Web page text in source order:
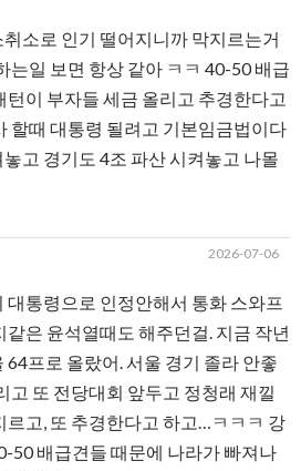
소로 인기 떨어지니까 막지르는거
는일 보면 항상 같아 ㅋㅋ 40-50 배급
턴이 부자들 세금 올리고 추경한다고
할때 대통령 될려고 기본임금법이다
고 경기도 4조 파산 시켜놓고 나몰
2026-07-06
대통령으로 인정안해서 통화 스와프
같은 윤석열때도 해주던걸. 지금 작년
프로 올랐어. 서울 경기 졸라 안좋
고 또 전당대회 앞두고 정청래 재낄
르고, 또 추경한다고 하고…ㅋㅋㅋ 강
50 배급견들 때문에 나라가 빠져나